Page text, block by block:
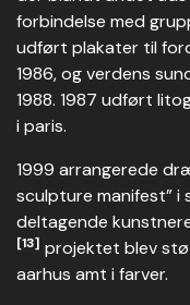
forbindelse med
udført plakater til
1986, og verdens
1988. 1987 udført
i paris.
1999 arrangerede
sculpture manifest” i
deltagende
[13] projektet blev
aarhus amt i farver.